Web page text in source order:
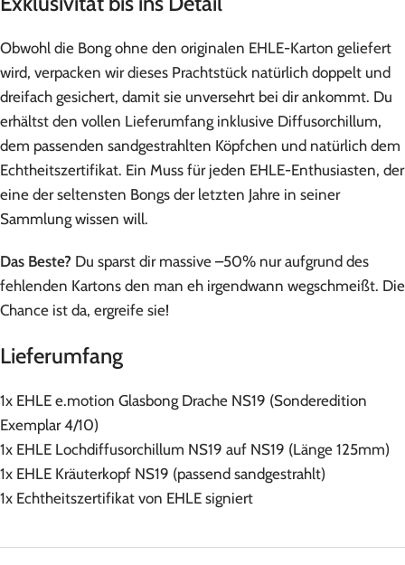
Obwohl die Bong ohne den originalen EHLE-Karton geliefert
wird, verpacken wir dieses Prachtstück natürlich doppelt und
dreifach gesichert, damit sie unversehrt bei dir ankommt. Du
erhältst den vollen Lieferumfang inklusive Diffusorchillum,
dem passenden sandgestrahlten Köpfchen und natürlich dem
Echtheitszertifikat. Ein Muss für jeden EHLE-Enthusiasten, der
eine der seltensten Bongs der letzten Jahre in seiner
Sammlung wissen will.
Das Beste? Du sparst dir massive –50% nur aufgrund des
fehlenden Kartons den man eh irgendwann wegschmeißt. Die
Chance ist da, ergreife sie!
Lieferumfang
1x EHLE e.motion Glasbong Drache NS19 (Sonderedition
Exemplar 4/10)
1x EHLE Lochdiffusorchillum NS19 auf NS19 (Länge 125mm)
1x EHLE Kräuterkopf NS19 (passend sandgestrahlt)
1x Echtheitszertifikat von EHLE signiert